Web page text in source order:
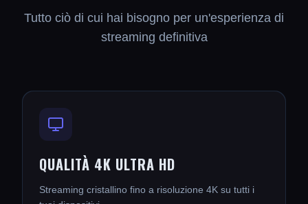
Tutto ciò di cui hai bisogno per un'esperienza di
streaming definitiva
QUALITÀ 4K ULTRA HD
Streaming cristallino fino a risoluzione 4K su tutti i